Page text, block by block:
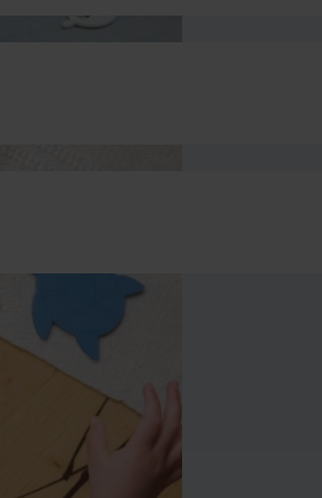
– Kindsgut” te beoordelen
Vereiste velden zijn gemarkeerd met